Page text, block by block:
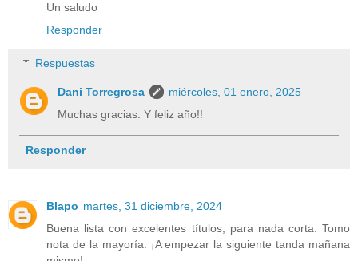
Un saludo
Responder
Respuestas
Dani Torregrosa
miércoles, 01 enero, 2025
Muchas gracias. Y feliz año!!
Responder
Blapo martes, 31 diciembre, 2024
Buena lista con excelentes títulos, para nada corta. Tomo
nota de la mayoría. ¡A empezar la siguiente tanda mañana